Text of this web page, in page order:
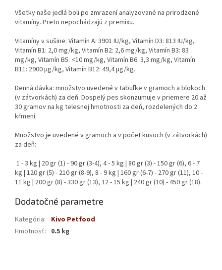
Všetky naše jedlá boli po zmrazení analyzované na prirodzené
vitamíny. Preto nepochádzajú z premixu.
Vitamíny v sušine: Vitamín A: 3901 IU/kg, Vitamín D3: 813 IU/kg,
Vitamín B1: 2,0 mg/kg, Vitamín B2: 2,6 mg/kg, Vitamín B3: 83
mg/kg, Vitamín B5: <10 mg/kg, Vitamín B6: 3,3 mg/kg, Vitamín
B11: 2900 µg/kg, Vitamín B12: 49,4 µg/kg.
Denná dávka: množstvo uvedené v tabuľke v gramoch a blokoch
(v zátvorkách) za deň. Dospelý pes skonzumuje v priemere 20 až
30 gramov na kg telesnej hmotnosti za deň, rozdelených do 2
kŕmení.
Množstvo je uvedené v gramoch a v počet kusoch (v zátvorkách)
za deň:
1 - 3 kg | 20 gr (1) - 90 gr (3-4), 4 - 5 kg | 80 gr (3) - 150 gr (6), 6 - 7
kg | 120 gr (5) - 210 gr (8-9), 8 - 9 kg | 160 gr (6-7) - 270 gr (11), 10 -
11 kg | 200 gr (8) - 330 gr (13), 12 - 15 kg | 240 gr (10) - 450 gr (18).
Dodatočné parametre
Kategória:
Kivo Petfood
Hmotnosť: 0.5 kg